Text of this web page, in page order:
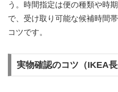
う。時間指定は便の種類や時
で、受け取り可能な候補時間
コツです。
実物確認のコツ（IKEA長